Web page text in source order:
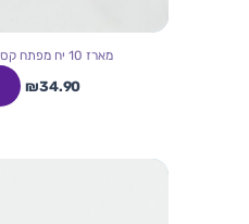
מארז 10 יח מפתח קסמים ברונזה גדול 5.5 ס"מ
₪34.90